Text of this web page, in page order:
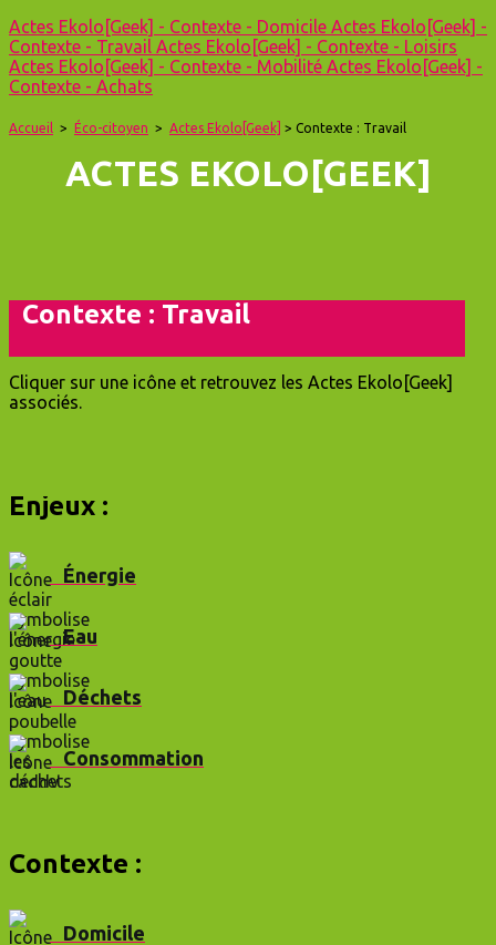
Actes Ekolo[Geek] - Contexte - Domicile Actes Ekolo[Geek] -
Contexte - Travail Actes Ekolo[Geek] - Contexte - Loisirs
Actes Ekolo[Geek] - Contexte - Mobilité Actes Ekolo[Geek] -
Contexte - Achats
Accueil > Éco-citoyen > Actes Ekolo[Geek] > Contexte : Travail
ACTES EKOLO[GEEK]
Contexte : Travail
Cliquer sur une icône et retrouvez les Actes Ekolo[Geek]
associés.
Enjeux :
Énergie
Eau
Déchets
Consommation
Contexte :
Domicile